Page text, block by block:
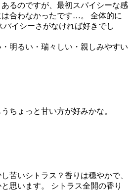
るのですが、最初スパイシーな感
合わなかったです…。 全体的に
イシーさがなければ好きでし
明るい・瑞々しい・親しみやすい
ちょっと甘い方が好みかな。
苦いシトラス？香りは穏やかで、
思います。 シトラス全開の香り